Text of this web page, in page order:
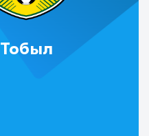
Тобыл